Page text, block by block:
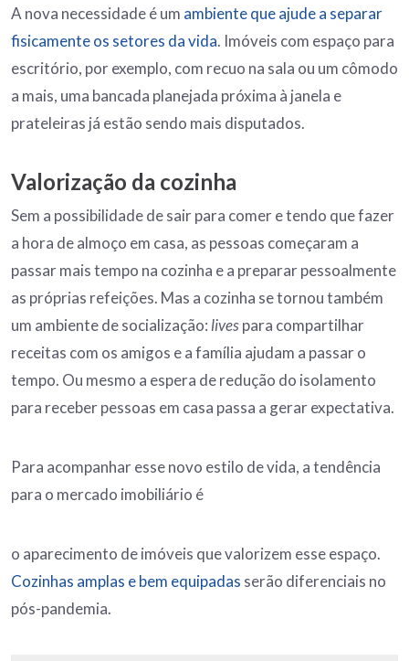
A nova necessidade é um ambiente que ajude a separar
fisicamente os setores da vida. Imóveis com espaço para
escritório, por exemplo, com recuo na sala ou um cômodo
a mais, uma bancada planejada próxima à janela e
prateleiras já estão sendo mais disputados.
Valorização da cozinha
Sem a possibilidade de sair para comer e tendo que fazer
a hora de almoço em casa, as pessoas começaram a
passar mais tempo na cozinha e a preparar pessoalmente
as próprias refeições. Mas a cozinha se tornou também
um ambiente de socialização: livespara compartilhar
receitas com os amigos e a família ajudam a passar o
tempo. Ou mesmo a espera de redução do isolamento
para receber pessoas em casa passa a gerar expectativa.
Para acompanhar esse novo estilo de vida, a tendência
para o mercado imobiliário é
o aparecimento de imóveis que valorizem esse espaço.
Cozinhas amplas e bem equipadas serão diferenciais no
pós-pandemia.